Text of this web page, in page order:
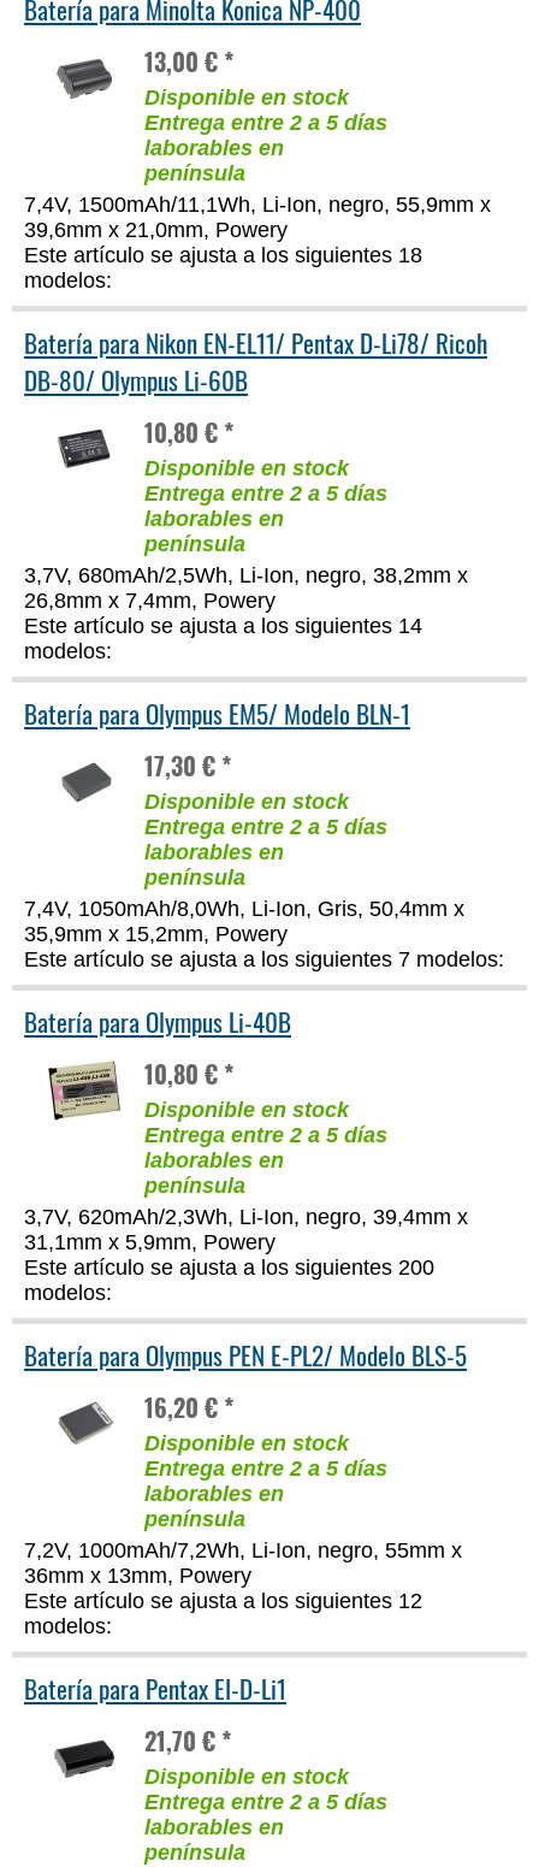
Batería para Minolta Konica NP-400
13,00 € *
Disponible en stock
Entrega entre 2 a 5 días
laborables en
península
7,4V, 1500mAh/11,1Wh, Li-Ion, negro, 55,9mm x
39,6mm x 21,0mm, Powery
Este artículo se ajusta a los siguientes 18
modelos:
Batería para Nikon EN-EL11/ Pentax D-Li78/ Ricoh
DB-80/ Olympus Li-60B
10,80 € *
Disponible en stock
Entrega entre 2 a 5 días
laborables en
península
3,7V, 680mAh/2,5Wh, Li-Ion, negro, 38,2mm x
26,8mm x 7,4mm, Powery
Este artículo se ajusta a los siguientes 14
modelos:
Batería para Olympus EM5/ Modelo BLN-1
17,30 € *
Disponible en stock
Entrega entre 2 a 5 días
laborables en
península
7,4V, 1050mAh/8,0Wh, Li-Ion, Gris, 50,4mm x
35,9mm x 15,2mm, Powery
Este artículo se ajusta a los siguientes 7 modelos:
Batería para Olympus Li-40B
10,80 € *
Disponible en stock
Entrega entre 2 a 5 días
laborables en
península
3,7V, 620mAh/2,3Wh, Li-Ion, negro, 39,4mm x
31,1mm x 5,9mm, Powery
Este artículo se ajusta a los siguientes 200
modelos:
Batería para Olympus PEN E-PL2/ Modelo BLS-5
16,20 € *
Disponible en stock
Entrega entre 2 a 5 días
laborables en
península
7,2V, 1000mAh/7,2Wh, Li-Ion, negro, 55mm x
36mm x 13mm, Powery
Este artículo se ajusta a los siguientes 12
modelos:
Batería para Pentax EI-D-Li1
21,70 € *
Disponible en stock
Entrega entre 2 a 5 días
laborables en
península